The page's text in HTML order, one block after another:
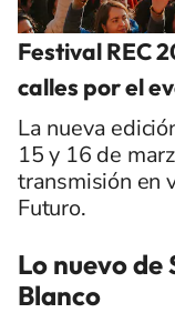
Festival REC
calles por el
La nueva
15 y 16 de
transmisión en
Futuro.
Lo nuevo de
Blanco